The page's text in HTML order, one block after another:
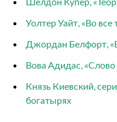
Уолтер Уайт, «Во все
Джордан Белфорт,
Вова Адидас, «Слово
Князь Киевский,
богатырях